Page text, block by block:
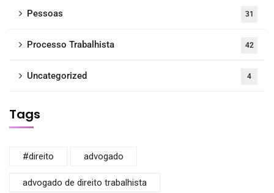
Pessoas 31
Processo Trabalhista 42
Uncategorized 4
Tags
#direito advogado
advogado de direito trabalhista